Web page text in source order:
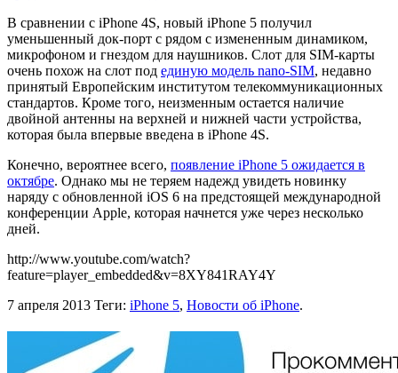
В сравнении с iPhone 4S, новый iPhone 5 получил
уменьшенный док-порт с рядом с измененным динамиком,
микрофоном и гнездом для наушников. Слот для SIM-карты
очень похож на слот под единую модель nano-SIM, недавно
принятый Европейским институтом телекоммуникационных
стандартов. Кроме того, неизменным остается наличие
двойной антенны на верхней и нижней части устройства,
которая была впервые введена в iPhone 4S.
Конечно, вероятнее всего, появление iPhone 5 ожидается в
октябре. Однако мы не теряем надежд увидеть новинку
наряду с обновленной iOS 6 на предстоящей международной
конференции Apple, которая начнется уже через несколько
дней.
http://www.youtube.com/watch?
feature=player_embedded&v=8XY841RAY4Y
7 апреля 2013 Теги: iPhone 5, Новости об iPhone.